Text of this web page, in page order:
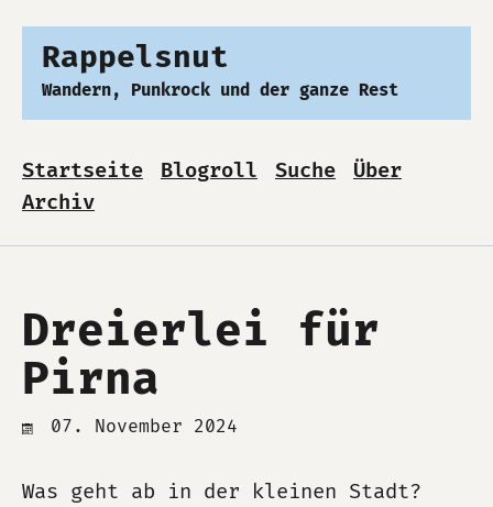
Rappelsnut
Wandern, Punkrock und der ganze Rest
Startseite Blogroll Suche
Über
Archiv
Dreierlei für
Pirna
07. November 2024
Was geht ab in der kleinen Stadt?